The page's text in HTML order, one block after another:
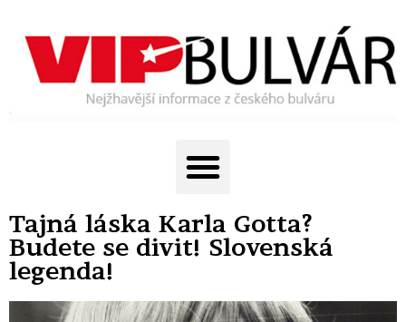
Tajná láska Karla Gotta?
Budete se divit! Slovenská
legenda!